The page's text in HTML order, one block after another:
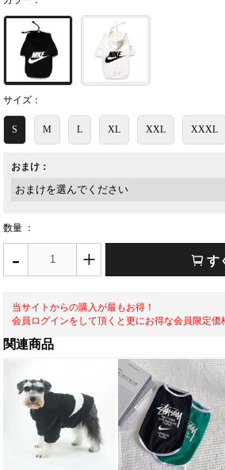
サイズ：
S M L XL XXL XXXL
おまけ：
数量 ：
- + す
当サイトからの購入が最もお得！
会員ログインをして頂くと更にお得な会員限定価
関連商品